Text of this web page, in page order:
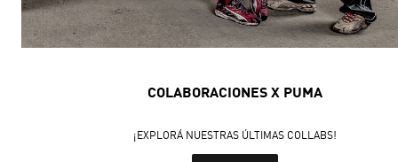
COLABORACIONES X PUMA
¡EXPLORÁ NUESTRAS ÚLTIMAS COLLABS!